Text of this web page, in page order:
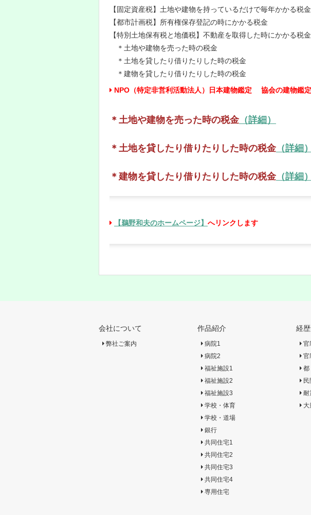
【固定資産税】土地や建物を持っているだけで毎年かかる税金
【都市計画税】所有権保存登記の時にかかる税金
【特別土地保有税と地価税】不動産を取得した時にかかる税金
＊土地や建物を売った時の税金
＊土地を貸したり借りたりした時の税金
＊建物を貸したり借りたりした時の税金
NPO（特定非営利活動法人）日本建物鑑定 協会の建物鑑定
＊土地や建物を売った時の税金 （詳細）
＊土地を貸したり借りたりした時の税金 （詳細）
＊建物を貸したり借りたりした時の税金 （詳細）
【鵜野和夫のホームページ】 へリンクします
会社について
弊社ご案内
作品紹介
病院1
病院2
福祉施設1
福祉施設2
福祉施設3
学校・体育
学校・道場
銀行
共同住宅1
共同住宅2
共同住宅3
共同住宅4
専用住宅
経
官
官
都
民
耐
大